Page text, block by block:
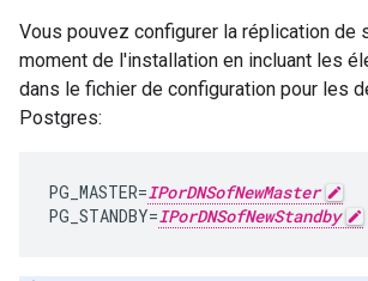
Vous pouvez configurer la réplication de
moment de l'installation en incluant les
dans le fichier de configuration pour les
Postgres:
PG_MASTER=IPorDNSofNewMaster
PG_STANDBY=IPorDNSofNewStandby